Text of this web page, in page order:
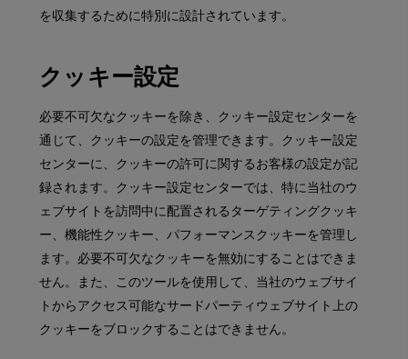
を収集するために特別に設計されています。
クッキー設定
必要不可欠なクッキーを除き、クッキー設定センターを
通じて、クッキーの設定を管理できます。クッキー設定
センターに、クッキーの許可に関するお客様の設定が記
録されます。クッキー設定センターでは、特に当社のウ
ェブサイトを訪問中に配置されるターゲティングクッキ
ー、機能性クッキー、パフォーマンスクッキーを管理し
ます。必要不可欠なクッキーを無効にすることはできま
せん。また、このツールを使用して、当社のウェブサイ
トからアクセス可能なサードパーティウェブサイト上の
クッキーをブロックすることはできません。